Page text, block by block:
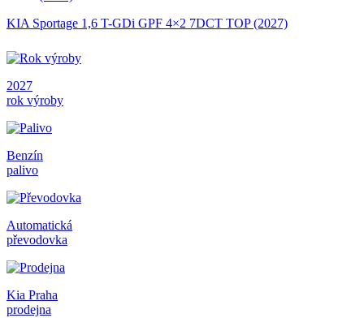
KIA Sportage 1,6 T-GDi GPF 4×2 7DCT TOP (2027)
2027
rok výroby
Benzín
palivo
Automatická
převodovka
Kia Praha
prodejna